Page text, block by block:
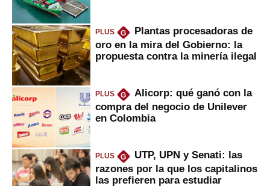
PLUS G
Plantas procesadoras de
oro en la mira del Gobierno: la
propuesta contra la minería ilegal
PLUS G
Alicorp: qué ganó con la
compra del negocio de Unilever
en Colombia
PLUS G
UTP, UPN y Senati: las
razones por la que los capitalinos
las prefieren para estudiar